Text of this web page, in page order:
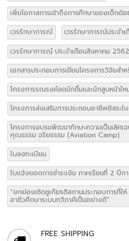
เพิ่มโอกาสการเข้าถึงการศึกษาของเด็กด้
เวรรักษาการณ์
เวรรักษาการณ์ประจำ
เวรรักษาการณ์ ประจำเดือนสิงหาคม 2562
เอกสารประกอบการเขียนโครงการวิจัยสำ
โครงการรณรงค์ลดนักดื่มและนักสูบหน้าให
โครงการส่งเสริมการประกอบอาชีพอิสระ
โครงการอบรมพัฒนาทักษะความเป็นเลิศเ
คุณธรรม จริยธรรม (Aviation Camp)
ใบลงทะเบียน
ใบแจ้งยอดการชำระเงิน ภาคเรียนที่ 2 ปี
“ยกย่องเชิดชูเกียรติสถานประกอบการที่ใ
อาชีวศึกษาระบบทวิภาคีเป็นอย่างดี”
FREE SHIPPING